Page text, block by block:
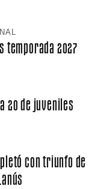
temporada 2027
20 de juveniles
con triunfo de